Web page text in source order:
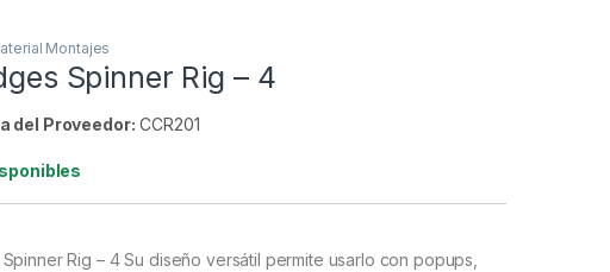
Montajes
Spinner Rig – 4
del Proveedor: CCR201
Rig – 4 Su diseño versátil permite usarlo con popups,